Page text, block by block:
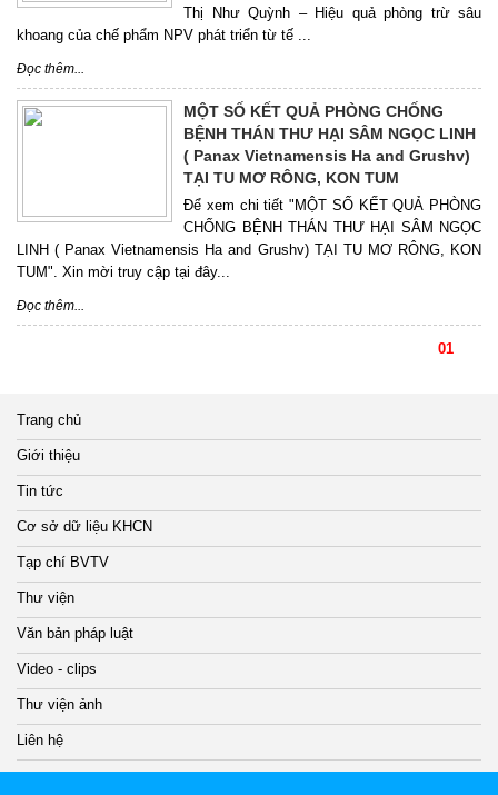
Thị Như Quỳnh – Hiệu quả phòng trừ sâu
khoang của chế phẩm NPV phát triển từ tế ...
Đọc thêm...
MỘT SỐ KẾT QUẢ PHÒNG CHỐNG
BỆNH THÁN THƯ HẠI SÂM NGỌC LINH
( Panax Vietnamensis Ha and Grushv)
TẠI TU MƠ RÔNG, KON TUM
Để xem chi tiết "MỘT SỐ KẾT QUẢ PHÒNG
CHỐNG BỆNH THÁN THƯ HẠI SÂM NGỌC
LINH ( Panax Vietnamensis Ha and Grushv) TẠI TU MƠ RÔNG, KON
TUM". Xin mời truy cập tại đây...
Đọc thêm...
01
Trang chủ
Giới thiệu
Tin tức
Cơ sở dữ liệu KHCN
Tạp chí BVTV
Thư viện
Văn bản pháp luật
Video - clips
Thư viện ảnh
Liên hệ